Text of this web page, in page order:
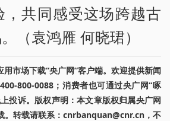
，共同感受这场跨越古
（袁鸿雁 何晓珺）
市场下载“央广网”客户端。欢迎提供新闻
800-0088；消费者也可通过央广网“啄
投诉。版权声明：本文章版权归属央广网
。转载请联系：cnrbanquan@cnr.cn，不